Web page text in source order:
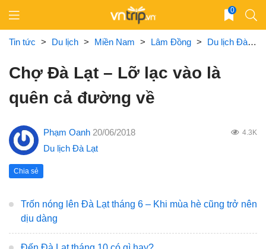
content
0
Tin tức > Du lịch > Miền Nam > Lâm Đồng > Du lịch Đà Lạt
Chợ Đà Lạt – Lỡ lạc vào là
quên cả đường về
Phạm Oanh 20/06/2018 4.3K
Du lịch Đà Lạt
Chia sẻ
Trốn nóng lên Đà Lạt tháng 6 – Khi mùa hè cũng trở nên
dịu dàng